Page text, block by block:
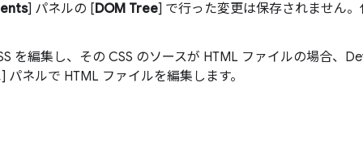
] パネルの [DOM Tree] で行った変更は保存されません
を編集し、その CSS のソースが HTML ファイルの場合、
] パネルで HTML ファイルを編集します。